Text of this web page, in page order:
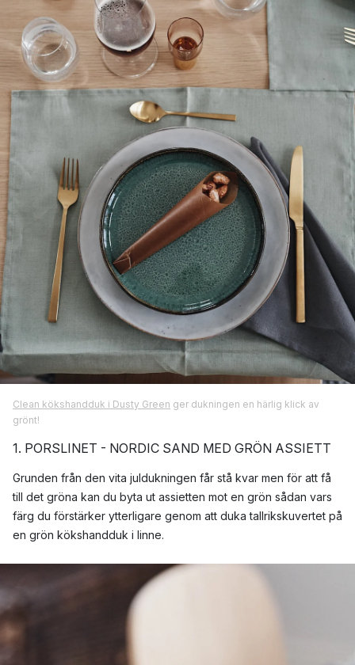
Clean kökshandduk i Dusty Green ger dukningen en härlig klick av
grönt!
1. PORSLINET - NORDIC SAND MED GRÖN ASSIETT
Grunden från den vita juldukningen får stå kvar men för att få
till det gröna kan du byta ut assietten mot en grön sådan vars
färg du förstärker ytterligare genom att duka tallrikskuvertet på
en grön kökshandduk i linne.